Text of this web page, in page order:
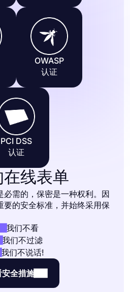
线表单
必需的，保密是一种权利。因
要的安全标准，并始终采用保
我们不看
我们不过滤
我们不说话!
全措施
OWASP
认证
PCI DSS
认证